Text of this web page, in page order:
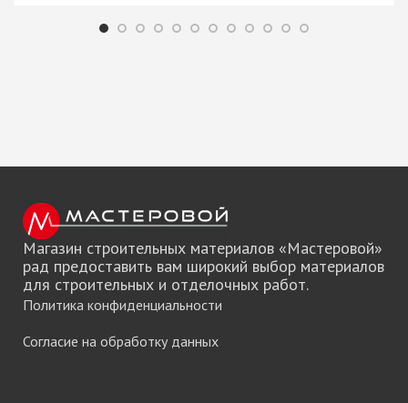
Магазин строительных материалов «Мастеровой»
рад предоставить вам широкий выбор материалов
для строительных и отделочных работ.
Политика конфиденциальности
Согласие на обработку данных